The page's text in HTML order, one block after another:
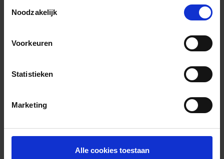
Noodzakelijk
Voorkeuren
Statistieken
Marketing
Alle cookies toestaan